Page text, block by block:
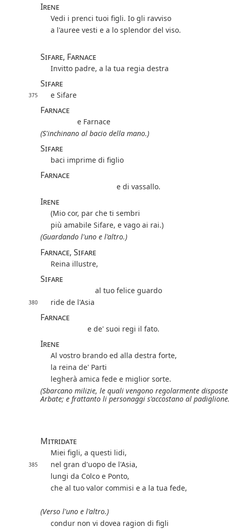
Irene
Vedi i prenci tuoi figli. Io gli ravviso
a l'auree vesti e a lo splendor del viso.
Sifare, Farnace
Invitto padre, a la tua regia destra
Sifare
375 e Sifare
Farnace
e Farnace
(S'inchinano al bacio della mano.)
Sifare
baci imprime di figlio
Farnace
e di vassallo.
Irene
(Mio cor, par che ti sembri
più amabile Sifare, e vago ai rai.)
(Guardando l'uno e l'altro.)
Farnace, Sifare
Reina illustre,
Sifare
al tuo felice guardo
380 ride de l'Asia
Farnace
e de' suoi regi il fato.
Irene
Al vostro brando ed alla destra forte,
la reina de' Parti
legherà amica fede e miglior sorte.
(Sbarcano milizie, le quali vengono regolarmente
Arbate; e frattanto li personaggi s'accostano al
Mitridate
Miei figli, a questi lidi,
385
nel gran d'uopo de l'Asia,
lungi da Colco e Ponto,
che al tuo valor commisi e a la tua fede,
(Verso l'uno e l'altro.)
condur non vi dovea ragion di figli